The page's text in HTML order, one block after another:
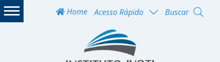
Home Acesso Rápido Buscar